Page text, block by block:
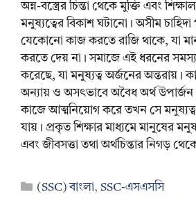
অন্ন-বস্ত্রের চিন্তা থেকে মুক্তি এবং
মনুষ্যত্বের বিকাশ ঘটানো। অসীম
যেকোনো কাজ করতে রাজি থাকে, যা
করতে দেয় না। সমাজে এই ধরনের
করেছে, যা মনুষ্যত্ব অর্জনের অন্তরায়।
অন্যায় ও অসৎভাবে অবৈধ অর্থ উপার্জন
কাজে আত্মনিয়োগ করে তখন সে
যায়। প্রকৃত শিক্ষার মাধ্যমে মানুষের
এবং জীবসত্তা তথা অর্থচিন্তার নিগড়
Categories
(SSC) বাংলা,SSC-এসএসসি